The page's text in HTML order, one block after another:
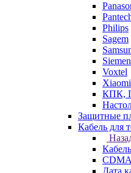
Philips
Sagem
Voxtel
Xiaomi
КПК,
Защитные
Кабель для
CDMA
Дата